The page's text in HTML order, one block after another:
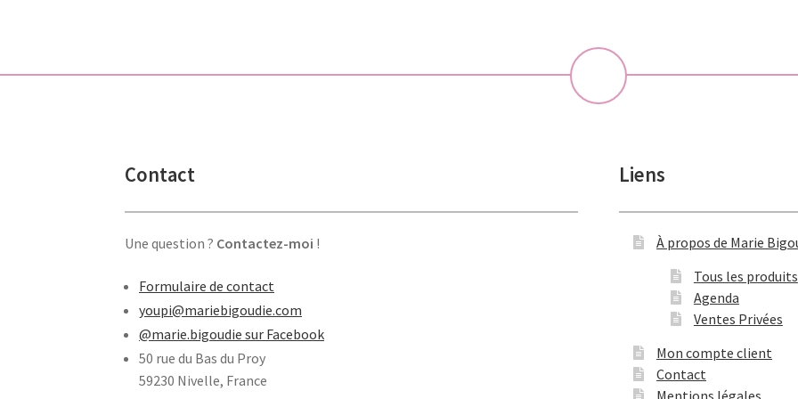
Contact
Une question ? Contactez-moi !
Formulaire de contact
youpi@mariebigoudie.com
@marie.bigoudie sur Facebook
50 rue du Bas du Proy
59230 Nivelle, France
Liens
À propos de Marie
Tous les produits
Agenda
Ventes Privées
Mon compte client
Contact